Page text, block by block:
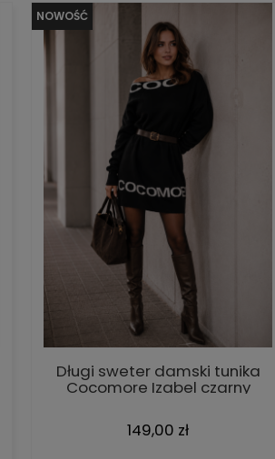
Długi sweter damski tunika
Cocomore Izabel czarny
149,00 zł
NOWOŚĆ